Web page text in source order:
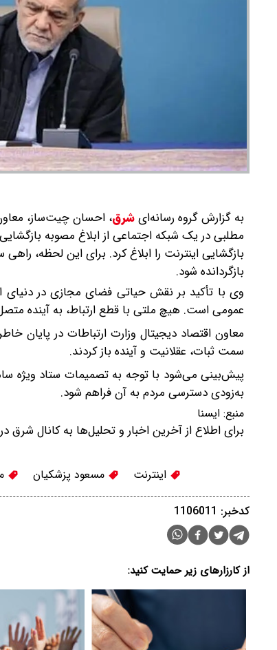
به گزارش گروه رسانه‌ایشرق، احسان چیت‌ساز، معاون
مطلبی در یک شبکه اجتماعی از ابلاغ مصوبه
بازگشایی اینترنت را ابلاغ کرد. برای این لحظه،
بازگردانده شود.
وی با تأکید بر نقش حیاتی فضای مجازی در دنیای
عمومی است. هیچ ملتی با قطع ارتباط، به آینده
معاون اقتصاد دیجیتال وزارت ارتباطات در پایان
سمت ثبات، عقلانیت و آینده باز کردند.
پیش‌بینی می‌شود با توجه به تصمیمات ستاد ویژه
به‌زودی دسترسی مردم به آن فراهم شود.
منبع: ايسنا
برای اطلاع از آخرین اخبار و تحلیل‌ها به کانال شرق در
اینترنت مسعود پزشکیان
کدخبر: 1106011
از کارزارهای زیر حمایت کنید: